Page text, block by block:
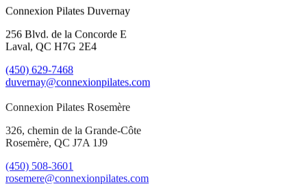
Connexion Pilates Duvernay
256 Blvd. de la Concorde E
Laval, QC H7G 2E4
(450) 629-7468
duvernay@connexionpilates.com
Connexion Pilates Rosemère
326, chemin de la Grande-Côte
Rosemère, QC J7A 1J9
(450) 508-3601
rosemere@connexionpilates.com